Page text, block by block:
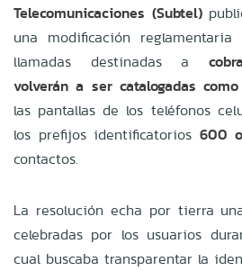
Telecomunicaciones (Subtel)
una modificación
llamadas destinadas a
volverán a ser catalogadas
las pantallas de los teléfonos
los prefijos identificatorios 600
contactos.
La resolución echa por tierra
celebradas por los usuarios
cual buscaba transparentar la